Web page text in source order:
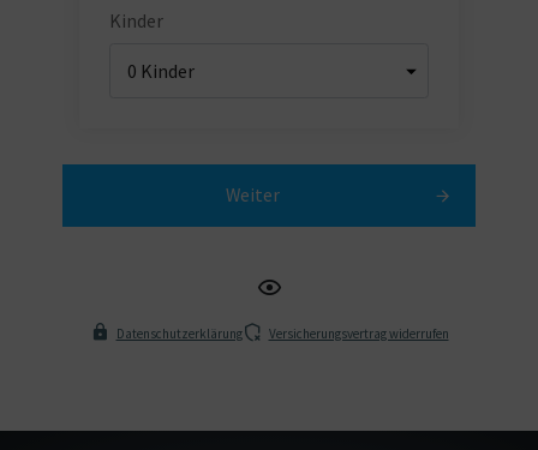
Kinder
Weiter
Datenschutzerklärung Versicherungsvertrag widerrufen